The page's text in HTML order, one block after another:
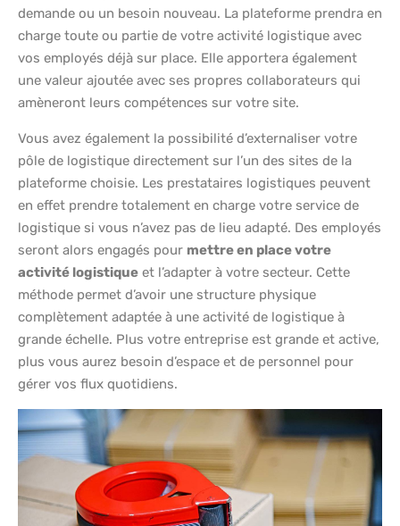
demande ou un besoin nouveau. La plateforme prendra en
charge toute ou partie de votre activité logistique avec
vos employés déjà sur place. Elle apportera également
une valeur ajoutée avec ses propres collaborateurs qui
amèneront leurs compétences sur votre site.
Vous avez également la possibilité d’externaliser votre
pôle de logistique directement sur l’un des sites de la
plateforme choisie. Les prestataires logistiques peuvent
en effet prendre totalement en charge votre service de
logistique si vous n’avez pas de lieu adapté. Des employés
seront alors engagés pour mettre en place votre
activité logistique et l’adapter à votre secteur. Cette
méthode permet d’avoir une structure physique
complètement adaptée à une activité de logistique à
grande échelle. Plus votre entreprise est grande et active,
plus vous aurez besoin d’espace et de personnel pour
gérer vos flux quotidiens.